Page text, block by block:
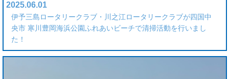
2025.06.01
伊予三島ロータリークラブ・川之江ロータリークラブが四国中
央市 寒川豊岡海浜公園ふれあいビーチで清掃活動を行いまし
た！